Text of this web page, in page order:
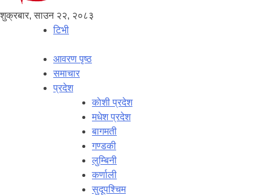
शुक्रबार, साउन २२, २०८३
टिभी
आवरण पृष्‍ठ
समाचार
प्रदेश
काेशी प्रदेश
मधेश प्रदेश
बागमती
गण्डकी
लुम्बिनी
कर्णाली
सुदूपश्‍चिम